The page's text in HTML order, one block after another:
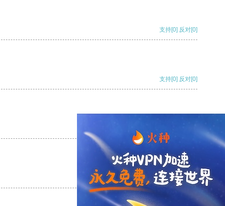
支持[0] 反对[0]
支持[0] 反对[0]
支持 [0] 反对[0]